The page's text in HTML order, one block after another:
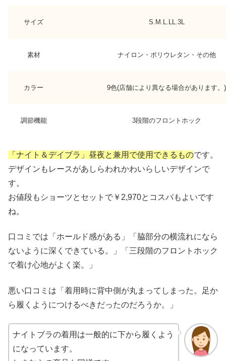
サイズ S.M.L.LL.3L
素材 ナイロン・ポリウレタン・その他
カラー 9色(店舗により異なる場合があります。)
調節機能 3段階のフロントホック
「ナイト＆デイブラ」昼夜と兼用で使用できるものです。
デザインもレースがあしらわれかわいらしいデザインで
す。
お値段もショーツとセットで￥2,970とコスパもよいです
ね。
口コミでは「ホールド感がある」「脇部分の横流れになら
ないように深くできている。」「三段階のフロントホック
で着け心地がよく楽。」
悪い口コミは「着用時に背中側が丸まってしまった。足か
ら履くようにつけるべきだったのだろうか。」
ナイトブラの着用は一般的に下から履くよう
になっています。